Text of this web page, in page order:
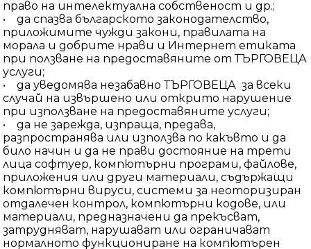
право на интелектуална собственост и др.;
• да спазва българското законодателство,
приложимите чужди закони, правилата на
морала и добрите нрави и Интернет етиката
при ползване на предоставяните от ТЪРГОВЕЦА
услуги;
• да уведомява незабавно ТЪРГОВЕЦА за всеки
случай на извършено или открито нарушение
при използване на предоставяните услуги;
• да не зарежда, изпраща, предава,
разпространява или използва по какъвто и да
било начин и да не прави достояние на трети
лица софтуер, компютърни програми, файлове,
приложения или други материали, съдържащи
компютърни вируси, системи за неоторизиран
отдалечен контрол, компютърни кодове, или
материали, предназначени да прекъсват,
затрудняват, нарушават или ограничават
нормалното функциониране на компютърен